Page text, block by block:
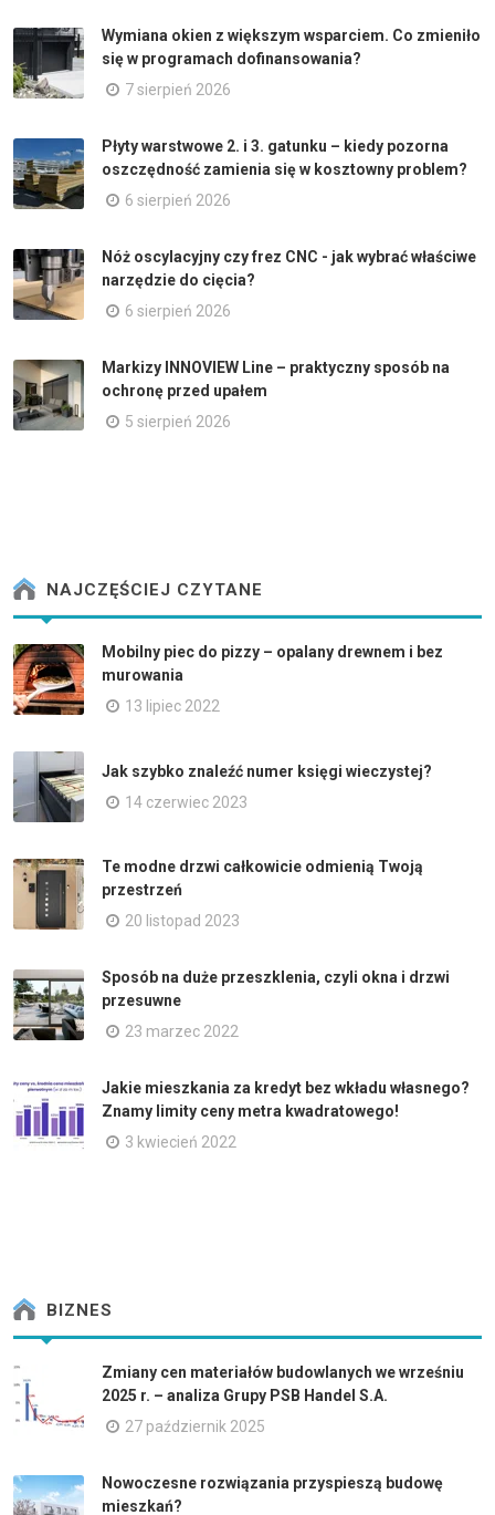
Wymiana okien z większym wsparciem. Co zmieniło
się w programach dofinansowania?
7 sierpień 2026
Płyty warstwowe 2. i 3. gatunku – kiedy pozorna
oszczędność zamienia się w kosztowny problem?
6 sierpień 2026
Nóż oscylacyjny czy frez CNC - jak wybrać właściwe
narzędzie do cięcia?
6 sierpień 2026
Markizy INNOVIEW Line – praktyczny sposób na
ochronę przed upałem
5 sierpień 2026
NAJCZĘŚCIEJ CZYTANE
Mobilny piec do pizzy – opalany drewnem i bez
murowania
13 lipiec 2022
Jak szybko znaleźć numer księgi wieczystej?
14 czerwiec 2023
Te modne drzwi całkowicie odmienią Twoją
przestrzeń
20 listopad 2023
Sposób na duże przeszklenia, czyli okna i drzwi
przesuwne
23 marzec 2022
Jakie mieszkania za kredyt bez wkładu własnego?
Znamy limity ceny metra kwadratowego!
3 kwiecień 2022
BIZNES
Zmiany cen materiałów budowlanych we wrześniu
2025 r. – analiza Grupy PSB Handel S.A.
27 październik 2025
Nowoczesne rozwiązania przyspieszą budowę
mieszkań?